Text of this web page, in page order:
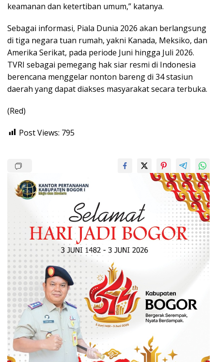
keamanan dan ketertiban umum,” katanya.
Sebagai informasi, Piala Dunia 2026 akan berlangsung
di tiga negara tuan rumah, yakni Kanada, Meksiko, dan
Amerika Serikat, pada periode Juni hingga Juli 2026.
TVRI sebagai pemegang hak siar resmi di Indonesia
berencana menggelar nonton bareng di 34 stasiun
daerah yang dapat diakses masyarakat secara terbuka.
(Red)
Post Views: 795